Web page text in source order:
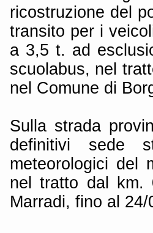
ricostruzione del
transito per i
a 3,5 t. ad
scuolabus, nel
nel Comune di
Sulla strada
definitivi sede
meteorologici del
nel tratto dal km.
Marradi, fino al 24/